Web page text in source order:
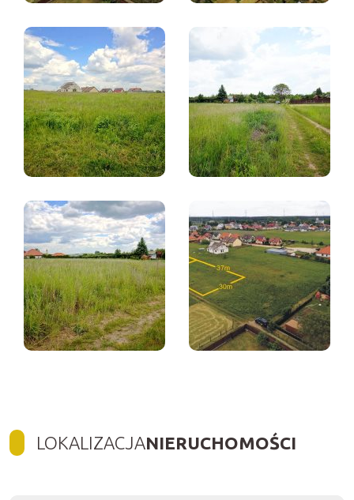
LOKALIZACJANIERUCHOMOŚCI